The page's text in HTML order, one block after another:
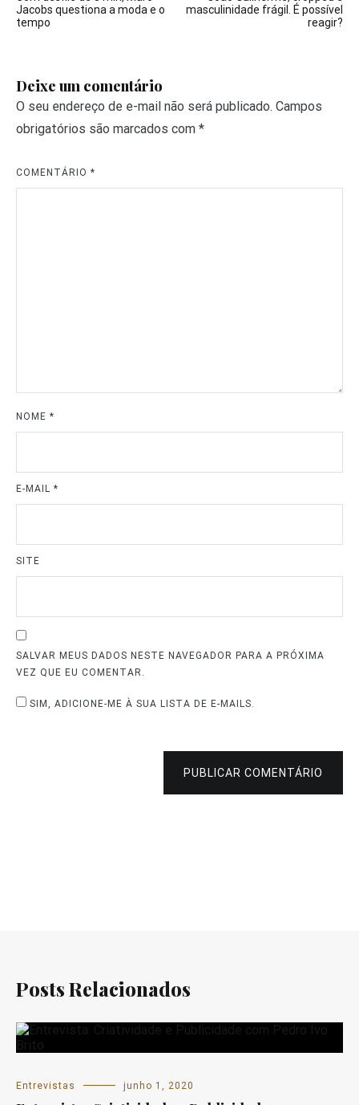
de
Jacobs questiona a moda e o
tempo
masculinidade frágil. É possível
reagir?
Deixe um comentário
O seu endereço de e-mail não será publicado. Campos
obrigatórios são marcados com *
COMENTÁRIO *
NOME *
E-MAIL *
SITE
SALVAR MEUS DADOS NESTE NAVEGADOR PARA A PRÓXIMA
VEZ QUE EU COMENTAR.
SIM, ADICIONE-ME À SUA LISTA DE E-MAILS.
PUBLICAR COMENTÁRIO
Posts Relacionados
Entrevistas junho 1, 2020